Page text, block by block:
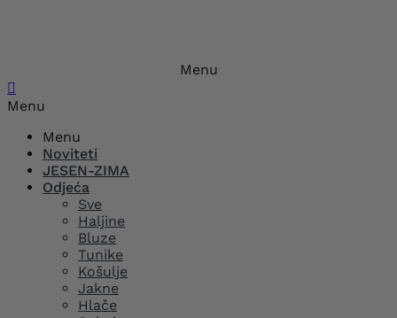
Menu

Menu
Menu
Noviteti
JESEN-ZIMA
Odjeća
Sve
Haljine
Bluze
Tunike
Košulje
Jakne
Hlače